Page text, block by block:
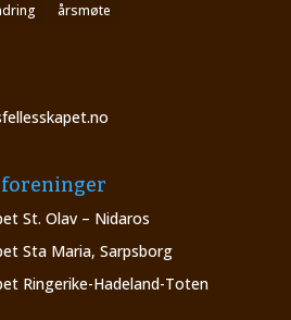
årsmøte
St. Olav – Nidaros
Sta Maria, Sarpsborg
Ringerike-Hadeland-Toten